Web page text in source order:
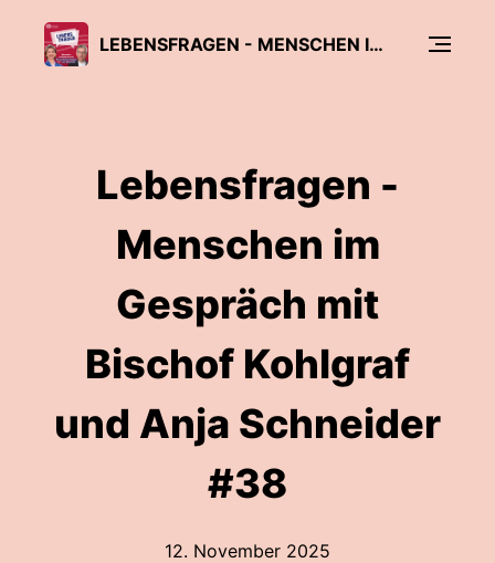
LEBENSFRAGEN - MENSCHEN IM GESPRÄCH MIT BISCHOF PETER KOHLGRAF UND ANJA SCHNEIDER
Lebensfragen -
Menschen im
Gespräch mit
Bischof Kohlgraf
und Anja Schneider
#38
12. November 2025